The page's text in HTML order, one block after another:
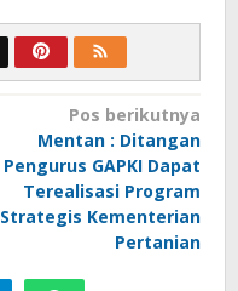
Pos berikutnya
Mentan : Ditangan
Pengurus GAPKI Dapat
Terealisasi Program
Strategis Kementerian
Pertanian